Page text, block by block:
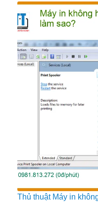
Thủ thuật Máy in